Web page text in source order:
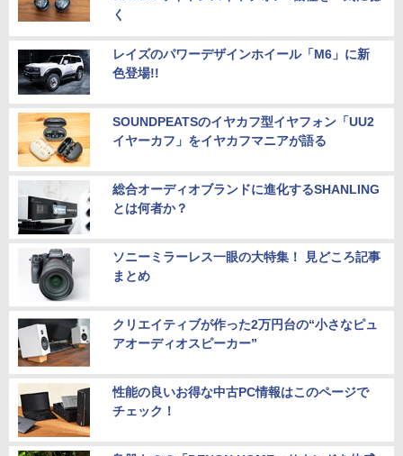
く
レイズのパワーデザインホイール「M6」に新
色登場!!
SOUNDPEATSのイヤカフ型イヤフォン「UU2
イヤーカフ」をイヤカフマニアが語る
総合オーディオブランドに進化するSHANLING
とは何者か？
ソニーミラーレス一眼の大特集！ 見どころ記事
まとめ
クリエイティブが作った2万円台の“小さなピュ
アオーディオスピーカー”
性能の良いお得な中古PC情報はこのページで
チェック！